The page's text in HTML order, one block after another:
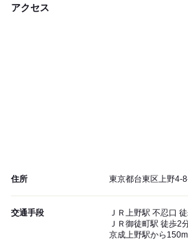
アクセス
住所 東京都台東区上野4-
交通手段
ＪＲ上野駅 不忍口
ＪＲ御徒町駅 徒歩2
京成上野駅から150m